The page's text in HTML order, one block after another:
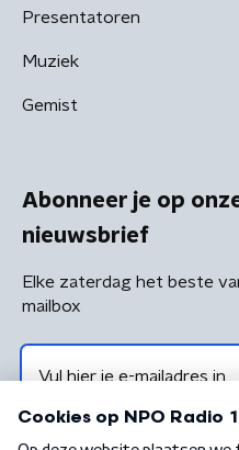
Presentatoren
Muziek
Gemist
Abonneer je op
nieuwsbrief
Elke zaterdag het beste
mailbox